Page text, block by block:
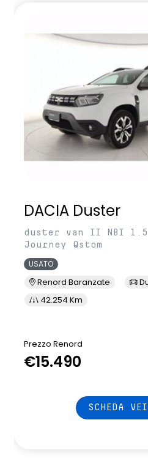
DACIA Duster
duster van II NBI
Journey Qstom
USATO
Renord Baranzate
42.254 Km
Prezzo Renord
€15.490
SCHEDA